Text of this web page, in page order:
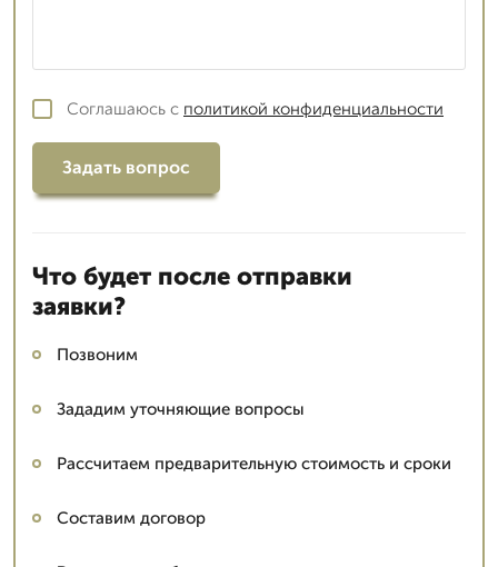
Соглашаюсь с политикой конфиденциальности
Задать вопрос
Что будет после отправки
заявки?
Позвоним
Зададим уточняющие вопросы
Рассчитаем предварительную стоимость и сроки
Составим договор